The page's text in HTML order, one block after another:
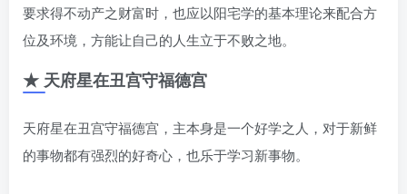
要求得不动产之财富时，也应以阳宅学的基本理论来配合方
位及环境，方能让自己的人生立于不败之地。
★ 天府星在丑宫守福德宫
天府星在丑宫守福德宫，主本身是一个好学之人，对于新鲜
的事物都有强烈的好奇心，也乐于学习新事物。